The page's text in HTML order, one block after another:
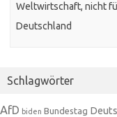
Weltwirtschaft, nicht
Deutschland
Schlagwörter
AfD biden Bundestag